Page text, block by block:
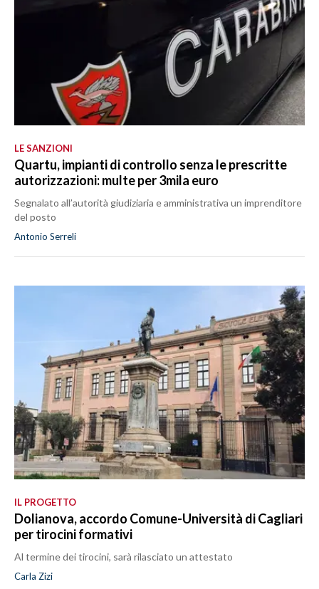
LE SANZIONI
Quartu, impianti di controllo senza le prescritte
autorizzazioni: multe per 3mila euro
Segnalato all’autorità giudiziaria e amministrativa un imprenditore
del posto
Antonio Serreli
IL PROGETTO
Dolianova, accordo Comune-Università di Cagliari
per tirocini formativi
Al termine dei tirocini, sarà rilasciato un attestato
Carla Zizi